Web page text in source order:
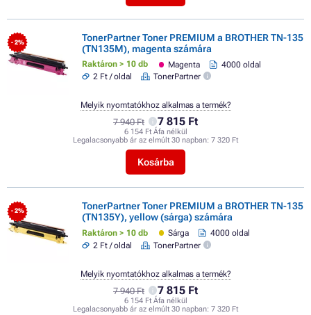
- 2%
TonerPartner Toner PREMIUM a BROTHER TN-135
(TN135M), magenta számára
Raktáron > 10 db Magenta
4000 oldal
2 Ft / oldal
TonerPartner
7 940 Ft 7 815 Ft
6 154 Ft Áfa nélkül
Legalacsonyabb ár az elmúlt 30 napban: 7 320 Ft
Kosárba
Melyik nyomtatókhoz alkalmas a termék?
- 2%
TonerPartner Toner PREMIUM a BROTHER TN-135
(TN135Y), yellow (sárga) számára
Raktáron > 10 db Sárga
4000 oldal
2 Ft / oldal
TonerPartner
7 940 Ft 7 815 Ft
6 154 Ft Áfa nélkül
Legalacsonyabb ár az elmúlt 30 napban: 7 320 Ft
Melyik nyomtatókhoz alkalmas a termék?